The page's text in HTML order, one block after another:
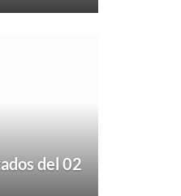
del 02